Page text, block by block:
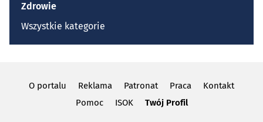
Zdrowie
Wszystkie kategorie
O portalu Reklama Patronat Praca
Kontakt
Pomoc
ISOK Twój Profil